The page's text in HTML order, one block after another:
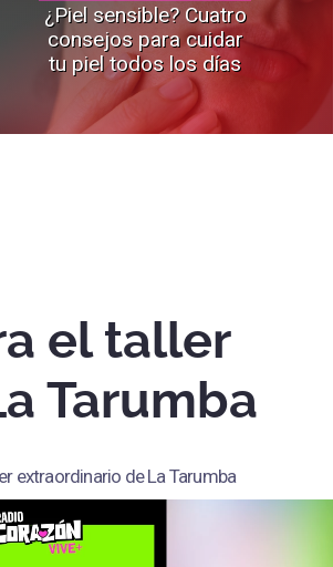
¿Piel sensible? Cuatro
consejos para cuidar
tu piel todos los días
el taller
Tarumba
extraordinario de La Tarumba